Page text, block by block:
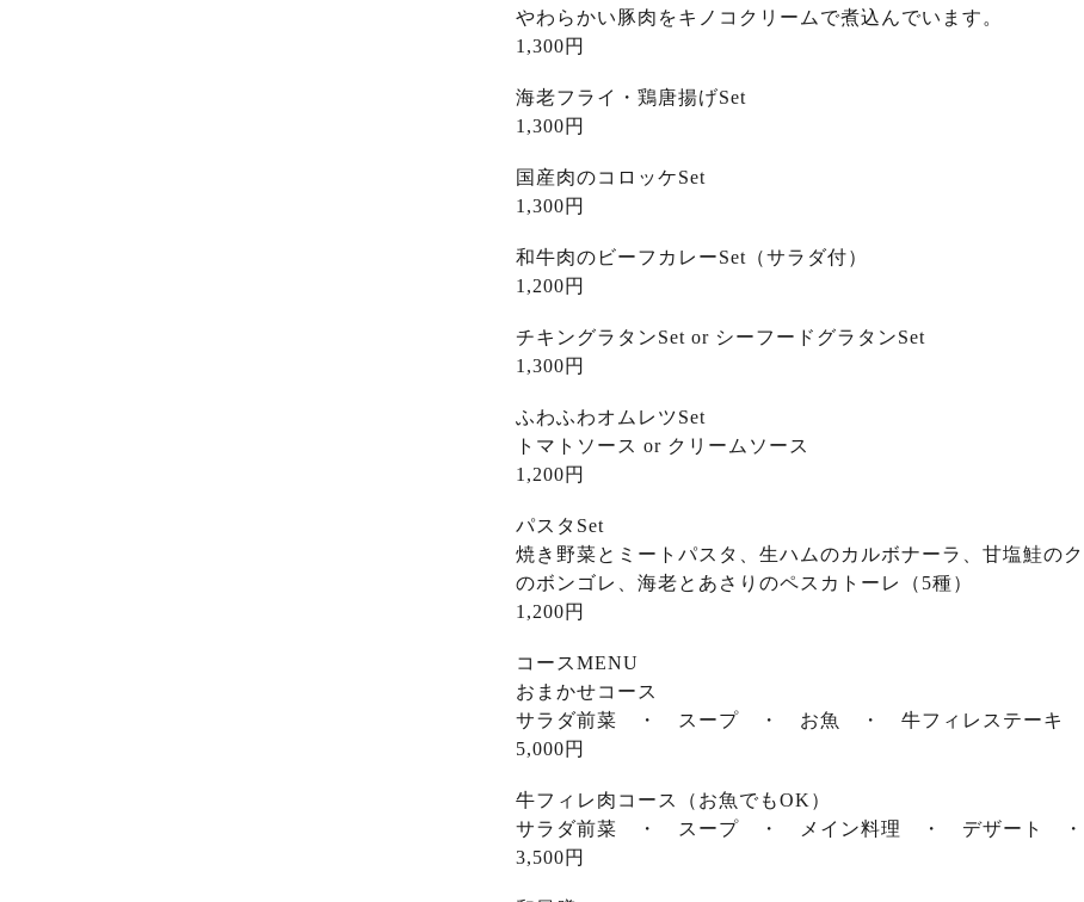
やわらかい豚肉をキノコクリームで煮込んでいます。
1,300円
海老フライ・鶏唐揚げSet
1,300円
国産肉のコロッケSet
1,300円
和牛肉のビーフカレーSet（サラダ付）
1,200円
チキングラタンSet or シーフードグラタンSet
1,300円
ふわふわオムレツSet
トマトソース or クリームソース
1,200円
パスタSet
焼き野菜とミートパスタ、生ハムのカルボナーラ、甘塩鮭の
のボンゴレ、海老とあさりのペスカトーレ（5種）
1,200円
コースMENU
おまかせコース
サラダ前菜 ・ スープ ・ お魚 ・ 牛フィレステーキ
5,000円
牛フィレ肉コース（お魚でもOK）
サラダ前菜 ・ スープ ・ メイン料理 ・ デザート ・
3,500円